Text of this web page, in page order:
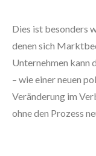
Dies ist besonders
denen sich
Unternehmen kann
– wie einer neuen
Veränderung im
ohne den Prozess